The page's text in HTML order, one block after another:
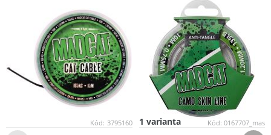
Kód: 3795160 Kód: 0167707_mas
1 varianta